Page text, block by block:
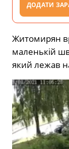
ДОДАТИ
Житомирян
маленькій
який лежав